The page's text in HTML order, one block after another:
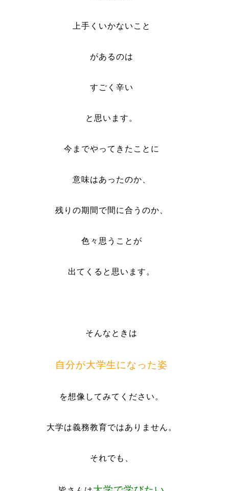
上手くいかないこと
があるのは
すごく辛い
と思います。
今までやってきたことに
意味はあったのか、
残りの期間で間に合うのか、
色々思うことが
出てくると思います。
そんなときは
自分が大学生になった姿
を想像してみてください。
大学は義務教育ではありません。
それでも、